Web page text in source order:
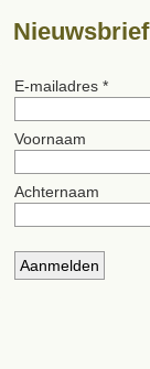
Nieuwsbrief